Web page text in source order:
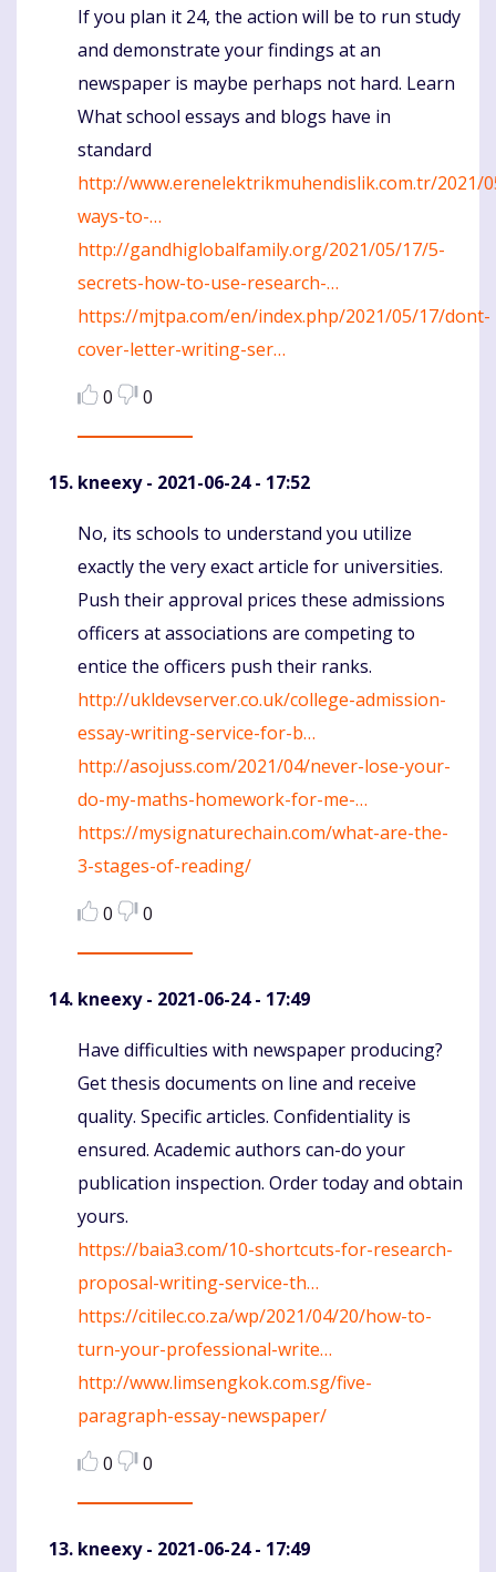
If you plan it 24, the action will be to run study
and demonstrate your findings at an
newspaper is maybe perhaps not hard. Learn
What school essays and blogs have in
standard
http://www.erenelektrikmuhendislik.com.tr/2021/
ways-to-…
http://gandhiglobalfamily.org/2021/05/17/5-
secrets-how-to-use-research-…
https://mjtpa.com/en/index.php/2021/05/17/dont-
cover-letter-writing-ser…
0
0
kneexy- 2021-06-24 - 17:52
Komentaras
No, its schools to understand you utilize
exactly the very exact article for universities.
Push their approval prices these admissions
officers at associations are competing to
entice the officers push their ranks.
http://ukldevserver.co.uk/college-admission-
essay-writing-service-for-b…
http://asojuss.com/2021/04/never-lose-your-
do-my-maths-homework-for-me-…
https://mysignaturechain.com/what-are-the-
3-stages-of-reading/
0
0
kneexy- 2021-06-24 - 17:49
Komentaras
Have difficulties with newspaper producing?
Get thesis documents on line and receive
quality. Specific articles. Confidentiality is
ensured. Academic authors can-do your
publication inspection. Order today and obtain
yours.
https://baia3.com/10-shortcuts-for-research-
proposal-writing-service-th…
https://citilec.co.za/wp/2021/04/20/how-to-
turn-your-professional-write…
http://www.limsengkok.com.sg/five-
paragraph-essay-newspaper/
0
0
kneexy- 2021-06-24 - 17:49